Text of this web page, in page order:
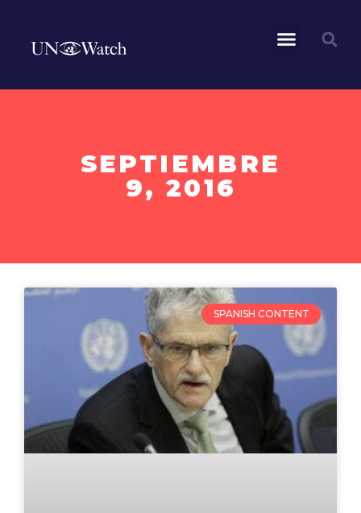
SEPTIEMBRE
9, 2016
SPANISH CONTENT